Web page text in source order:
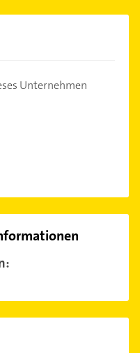
Unternehmen